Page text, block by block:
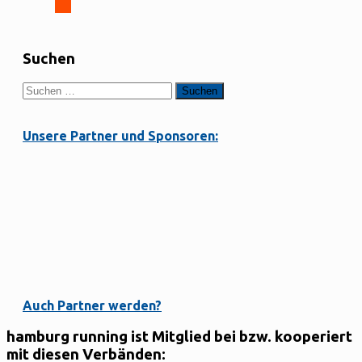
Suchen
Suchen
nach:
Unsere Partner und Sponsoren:
Auch Partner werden?
hamburg running ist Mitglied bei bzw. kooperiert
mit diesen Verbänden: